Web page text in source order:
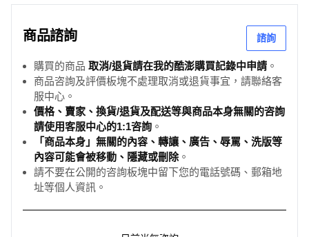
商品諮詢 諮詢
購買的商品 取消/退貨請在我的酷澎購買記錄中申請 。
商品咨詢及評價板塊不處理取消或退貨事宜，請聯絡客
服中心。
價格、賣家、換貨/退貨及配送等與商品本身無關的咨詢
請使用客服中心的1:1咨詢 。
「商品本身」無關的內容、轉讓、廣告、辱罵、洗版等
內容可能會被移動、隱藏或刪除。
請不要在公開的咨詢板塊中留下您的電話號碼、郵箱地
址等個人資訊。